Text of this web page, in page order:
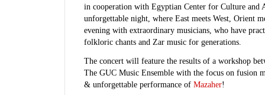
in cooperation with Egyptian Center for Culture and
unforgettable night, where East meets West, Orient
evening with extraordinary musicians, who have
folkloric chants and Zar music for generations.
The concert will feature the results of a workshop
The GUC Music Ensemble with the focus on fusion
& unforgettable performance of Mazaher!